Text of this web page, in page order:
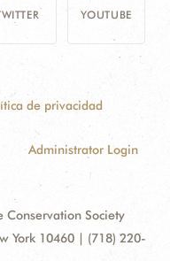
YOUTUBE
de privacidad
Administrator Login
Society
York 10460 | (718) 220-